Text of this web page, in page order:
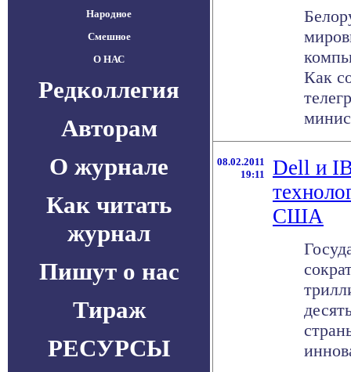
Народное
Смешное
О НАС
Редколлегия
Авторам
О журнале
Как читать
журнал
Пишут о нас
Тираж
РЕСУРСЫ
Как
08.02.2011
19:11
Dell и
США